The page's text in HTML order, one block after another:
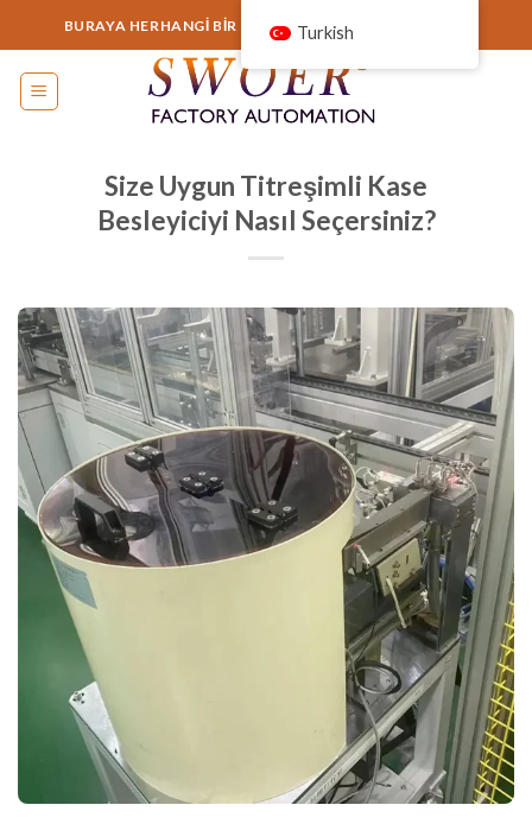
BURAYA HERHANGI BIR ŞEY EKLEYIN VEYA KALDIRIN...
Size Uygun Titreşimli Kase
Besleyiciyi Nasıl Seçersiniz?
Turkish